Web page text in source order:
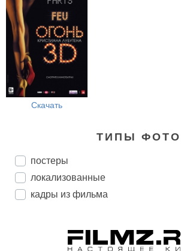
Скачать
ТИПЫ ФОТО
постеры
локализованные
кадры из фильма